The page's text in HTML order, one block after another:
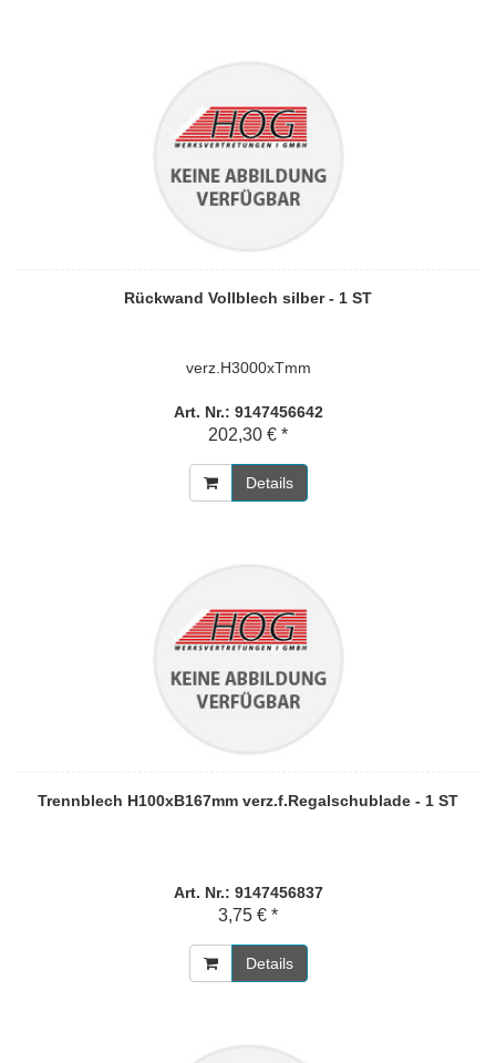
Rückwand Vollblech silber - 1 ST
verz.H3000xTmm
Art. Nr.: 9147456642
202,30 € *
Details
Trennblech H100xB167mm verz.f.Regalschublade - 1 ST
Art. Nr.: 9147456837
3,75 € *
Details